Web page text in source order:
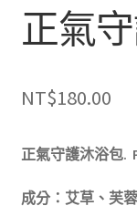
關於我們
正氣
NT$180.00
正氣守護沐浴包.
成分：艾草、芙